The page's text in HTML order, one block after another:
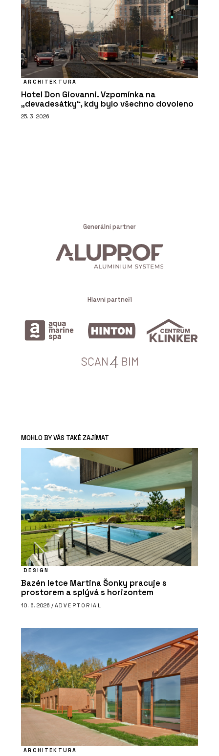
ARCHITEKTURA
Hotel Don Giovanni. Vzpomínka na
„devadesátky“, kdy bylo všechno dovoleno
25. 3. 2026
Generální partner
Hlavní partneři
MOHLO BY VÁS TAKÉ ZAJÍMAT
DESIGN
Bazén letce Martina Šonky pracuje s
prostorem a splývá s horizontem
10. 6. 2026 / ADVERTORIAL
ARCHITEKTURA